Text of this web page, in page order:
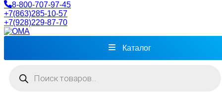
8-800-707-97-45
+7(863)285-10-57
+7(928)229-87-70
Каталог
товаров